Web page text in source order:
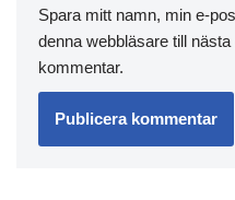
Spara mitt namn, min e-
denna webbläsare till
kommentar.